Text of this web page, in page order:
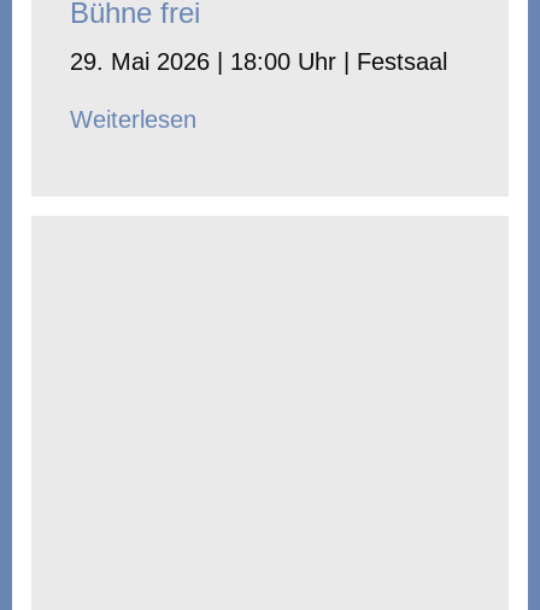
Bühne frei
29. Mai 2026 | 18:00 Uhr | Festsaal
Weiterlesen